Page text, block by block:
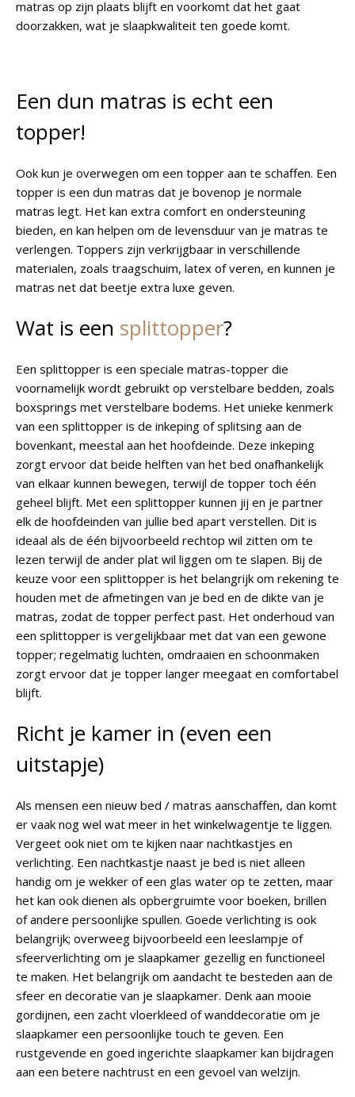
matras op zijn plaats blijft en voorkomt dat het gaat
doorzakken, wat je slaapkwaliteit ten goede komt.
Een dun matras is echt een
topper!
Ook kun je overwegen om een topper aan te schaffen. Een
topper is een dun matras dat je bovenop je normale
matras legt. Het kan extra comfort en ondersteuning
bieden, en kan helpen om de levensduur van je matras te
verlengen. Toppers zijn verkrijgbaar in verschillende
materialen, zoals traagschuim, latex of veren, en kunnen je
matras net dat beetje extra luxe geven.
Wat is een splittopper?
Een splittopper is een speciale matras-topper die
voornamelijk wordt gebruikt op verstelbare bedden, zoals
boxsprings met verstelbare bodems. Het unieke kenmerk
van een splittopper is de inkeping of splitsing aan de
bovenkant, meestal aan het hoofdeinde. Deze inkeping
zorgt ervoor dat beide helften van het bed onafhankelijk
van elkaar kunnen bewegen, terwijl de topper toch één
geheel blijft. Met een splittopper kunnen jij en je partner
elk de hoofdeinden van jullie bed apart verstellen. Dit is
ideaal als de één bijvoorbeeld rechtop wil zitten om te
lezen terwijl de ander plat wil liggen om te slapen. Bij de
keuze voor een splittopper is het belangrijk om rekening te
houden met de afmetingen van je bed en de dikte van je
matras, zodat de topper perfect past. Het onderhoud van
een splittopper is vergelijkbaar met dat van een gewone
topper; regelmatig luchten, omdraaien en schoonmaken
zorgt ervoor dat je topper langer meegaat en comfortabel
blijft.
Richt je kamer in (even een
uitstapje)
Als mensen een nieuw bed / matras aanschaffen, dan komt
er vaak nog wel wat meer in het winkelwagentje te liggen.
Vergeet ook niet om te kijken naar nachtkastjes en
verlichting. Een nachtkastje naast je bed is niet alleen
handig om je wekker of een glas water op te zetten, maar
het kan ook dienen als opbergruimte voor boeken, brillen
of andere persoonlijke spullen. Goede verlichting is ook
belangrijk; overweeg bijvoorbeeld een leeslampje of
sfeerverlichting om je slaapkamer gezellig en functioneel
te maken. Het belangrijk om aandacht te besteden aan de
sfeer en decoratie van je slaapkamer. Denk aan mooie
gordijnen, een zacht vloerkleed of wanddecoratie om je
slaapkamer een persoonlijke touch te geven. Een
rustgevende en goed ingerichte slaapkamer kan bijdragen
aan een betere nachtrust en een gevoel van welzijn.